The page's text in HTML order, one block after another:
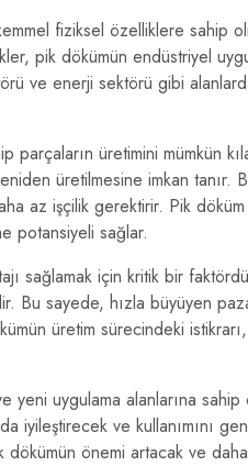
fiziksel özelliklere sahip
pik dökümün endüstriyel
ve enerji sektörü gibi
parçaların üretimini mümkün
üretilmesine imkan
az işçilik gerektirir. Pik
potansiyeli sağlar.
sağlamak için kritik bir
Bu sayede, hızla büyüyen
üretim sürecindeki
uygulama alanlarına
iyileştirecek ve kullanımını
dökümün önemi artacak ve